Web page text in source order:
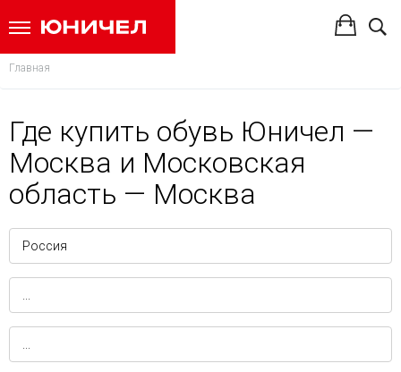
Главная
Где купить обувь Юничел —
Москва и Московская
область — Москва